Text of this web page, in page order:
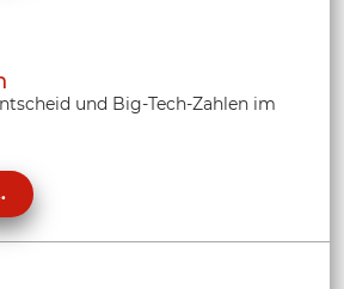
und Big-Tech-Zahlen im